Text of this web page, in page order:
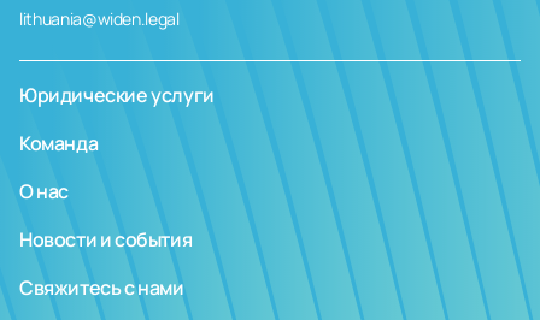
lithuania@widen.legal
Юридические услуги
Команда
О нас
Новости и события
Свяжитесь с нами